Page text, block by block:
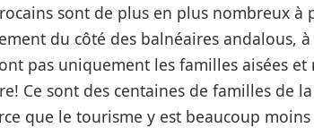
sont de plus en plus nombreux à
du côté des balnéaires andalous,
pas uniquement les familles aisées
Ce sont des centaines de famillesde la
que le tourisme y est beaucoup